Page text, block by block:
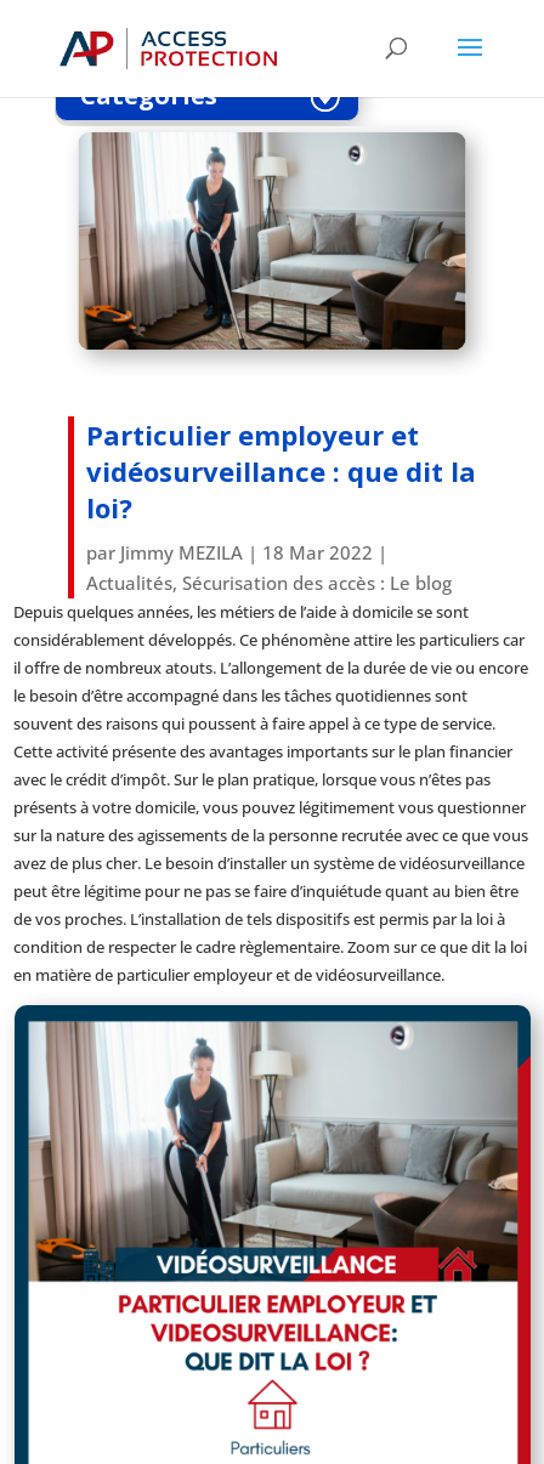
Catégories
Particulier employeur et
vidéosurveillance : que dit la
loi?
par Jimmy MEZILA | 18 Mar 2022 |
Actualités, Sécurisation des accès : Le blog
Depuis quelques années, les métiers de l’aide à domicile se sont
considérablement développés. Ce phénomène attire les particuliers car
il offre de nombreux atouts. L’allongement de la durée de vie ou encore
le besoin d’être accompagné dans les tâches quotidiennes sont
souvent des raisons qui poussent à faire appel à ce type de service.
Cette activité présente des avantages importants sur le plan financier
avec le crédit d’impôt. Sur le plan pratique, lorsque vous n’êtes pas
présents à votre domicile, vous pouvez légitimement vous questionner
sur la nature des agissements de la personne recrutée avec ce que vous
avez de plus cher. Le besoin d’installer un système de vidéosurveillance
peut être légitime pour ne pas se faire d’inquiétude quant au bien être
de vos proches. L’installation de tels dispositifs est permis par la loi à
condition de respecter le cadre règlementaire. Zoom sur ce que dit la loi
en matière de particulier employeur et de vidéosurveillance.